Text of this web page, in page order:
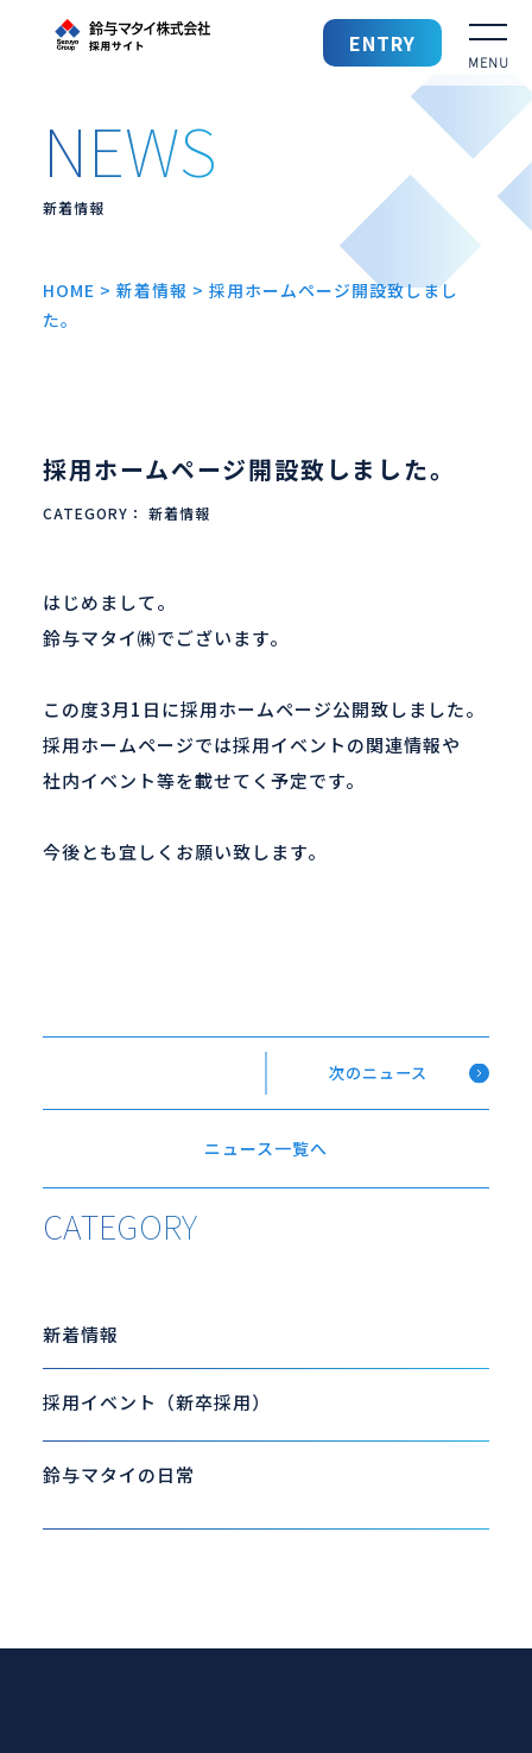
鈴与マタイ 採用サイト
ENTRY
働きやすい環境
募集要項
ENTRY
新着情報
HOME > 新着情報 > 採用ホームページ開設致しまし
た。
採用ホームページ開設致しました。
CATEGORY： 新着情報
はじめまして。
鈴与マタイ㈱でございます。
この度3月1日に採用ホームページ公開致しました。
採用ホームページでは採用イベントの関連情報や
社内イベント等を載せてく予定です。
今後とも宜しくお願い致します。
次のニュース
ニュース一覧へ
CATEGORY
新着情報
採用イベント（新卒採用）
鈴与マタイの日常